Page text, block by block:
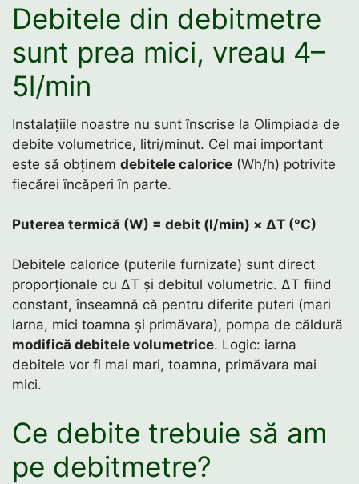
Debitele din debitmetre
sunt prea mici, vreau 4–
5l/min
Instalațiile noastre nu sunt înscrise la Olimpiada de
debite volumetrice, litri/minut. Cel mai important
este să obținem debitele calorice (Wh/h) potrivite
fiecărei încăperi în parte.
Puterea termică (W) = debit (l/min) × ΔT (°C)
Debitele calorice (puterile furnizate) sunt direct
proporționale cu ΔT și debitul volumetric. ΔT fiind
constant, înseamnă că pentru diferite puteri (mari
iarna, mici toamna și primăvara), pompa de căldură
modifică debitele volumetrice. Logic: iarna
debitele vor fi mai mari, toamna, primăvara mai
mici.
Ce debite trebuie să am
pe debitmetre?